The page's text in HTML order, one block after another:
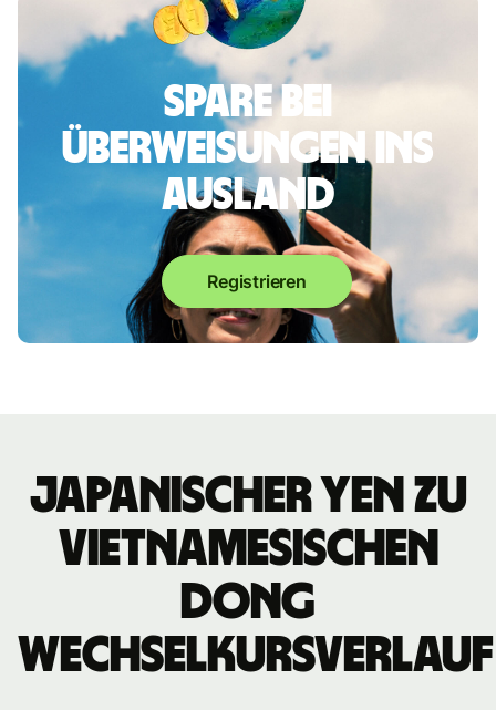
Spare bei
Überweisungen ins
Ausland
Registrieren
japanischer Yen zu
vietnamesischen
Dong
Wechselkursverlauf